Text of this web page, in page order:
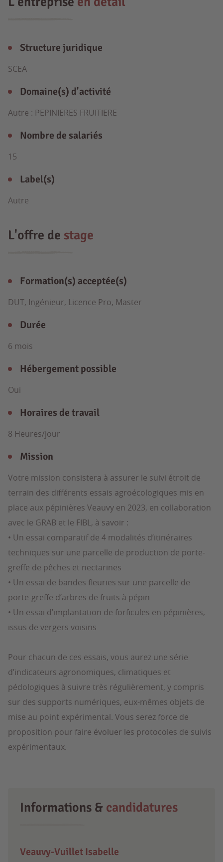
Structure juridique
SCEA
Domaine(s) d'activité
Autre : PEPINIERES FRUITIERE
Nombre de salariés
15
Label(s)
Autre
L'offre de stage
Formation(s) acceptée(s)
DUT, Ingénieur, Licence Pro, Master
Durée
6 mois
Hébergement possible
Oui
Horaires de travail
8 Heures/jour
Mission
Votre mission consistera à assurer le suivi étroit de
terrain des différents essais agroécologiques mis en
place aux pépinières Veauvy en 2023, en collaboration
avec le GRAB et le FIBL, à savoir :
• Un essai comparatif de 4 modalités d’itinéraires
techniques sur une parcelle de production de porte-
greffe de pêches et nectarines
• Un essai de bandes fleuries sur une parcelle de
porte-greffe d’arbres de fruits à pépin
• Un essai d’implantation de forficules en pépinières,
issus de vergers voisins
Pour chacun de ces essais, vous aurez une série
d’indicateurs agronomiques, climatiques et
pédologiques à suivre très régulièrement, y compris
sur des supports numériques, eux-mêmes objets de
mise au point expérimental. Vous serez force de
proposition pour faire évoluer les protocoles de suivis
expérimentaux.
Informations & candidatures
Veauvy-Vuillet Isabelle